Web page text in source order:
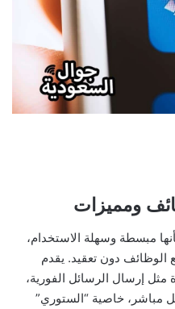
ومميزات
مبسطة وسهلة الاستخدام،
الوظائف دون تعقيد. يقدم
مثل إرسال الرسائل الفورية،
مباشر، خاصية “الستوري”